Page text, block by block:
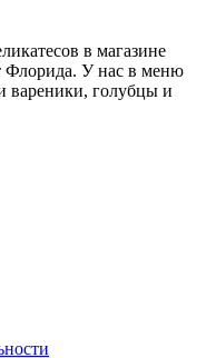
в магазине
Флорида. У нас в меню
вареники, голубцы и